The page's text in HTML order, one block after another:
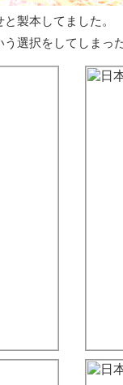
製本してました。
選択をしてしまっ